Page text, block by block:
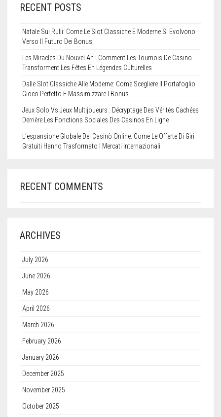
RECENT POSTS
Natale Sui Rulli: Come Le Slot Classiche E Moderne Si Evolvono
Verso Il Futuro Dei Bonus
Les Miracles Du Nouvel An : Comment Les Tournois De Casino
Transforment Les Fêtes En Légendes Culturelles
Dalle Slot Classiche Alle Moderne: Come Scegliere Il Portafoglio
Gioco Perfetto E Massimizzare I Bonus
Jeux Solo Vs Jeux Multijoueurs : Décryptage Des Vérités Cachées
Derrière Les Fonctions Sociales Des Casinos En Ligne
L’espansione Globale Dei Casinò Online: Come Le Offerte Di Giri
Gratuiti Hanno Trasformato I Mercati Internazionali
RECENT COMMENTS
ARCHIVES
July 2026
June 2026
May 2026
April 2026
March 2026
February 2026
January 2026
December 2025
November 2025
October 2025